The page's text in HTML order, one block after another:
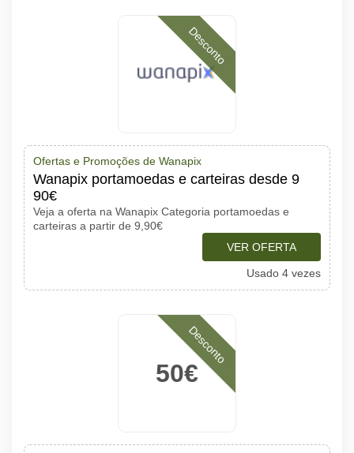
Desconto
Ofertas e Promoções de Wanapix
Wanapix portamoedas e carteiras desde 9
90€
Veja a oferta na Wanapix Categoria portamoedas e
carteiras a partir de 9,90€
VER OFERTA
Usado 4 vezes
50€
Desconto